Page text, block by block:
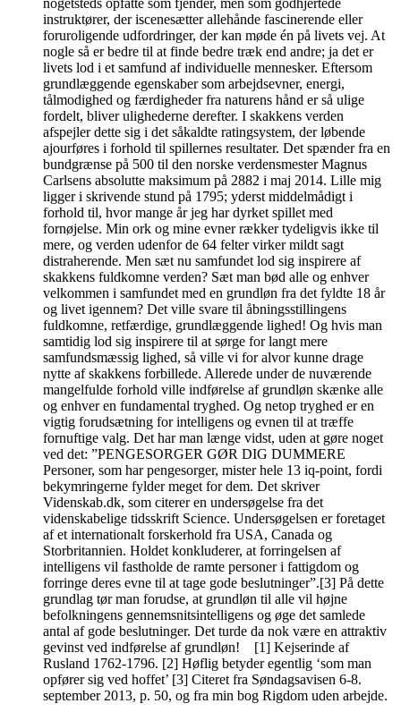
instruktører, der iscenesætter allehånde fascinerende eller
foruroligende udfordringer, der kan møde én på livets vej. At
nogle så er bedre til at finde bedre træk end andre; ja det er
livets lod i et samfund af individuelle mennesker. Eftersom
grundlæggende egenskaber som arbejdsevner, energi,
tålmodighed og færdigheder fra naturens hånd er så ulige
fordelt, bliver ulighederne derefter. I skakkens verden
afspejler dette sig i det såkaldte ratingsystem, der løbende
ajourføres i forhold til spillernes resultater. Det spænder fra en
bundgrænse på 500 til den norske verdensmester Magnus
Carlsens absolutte maksimum på 2882 i maj 2014. Lille mig
ligger i skrivende stund på 1795; yderst middelmådigt i
forhold til, hvor mange år jeg har dyrket spillet med
fornøjelse. Min ork og mine evner rækker tydeligvis ikke til
mere, og verden udenfor de 64 felter virker mildt sagt
distraherende. Men sæt nu samfundet lod sig inspirere af
skakkens fuldkomne verden? Sæt man bød alle og enhver
velkommen i samfundet med en grundløn fra det fyldte 18 år
og livet igennem? Det ville svare til åbningsstillingens
fuldkomne, retfærdige, grundlæggende lighed! Og hvis man
samtidig lod sig inspirere til at sørge for langt mere
samfundsmæssig lighed, så ville vi for alvor kunne drage
nytte af skakkens forbillede. Allerede under de nuværende
mangelfulde forhold ville indførelse af grundløn skænke alle
og enhver en fundamental tryghed. Og netop tryghed er en
vigtig forudsætning for intelligens og evnen til at træffe
fornuftige valg. Det har man længe vidst, uden at gøre noget
ved det: ”PENGESORGER GØR DIG DUMMERE
Personer, som har pengesorger, mister hele 13 iq-point, fordi
bekymringerne fylder meget for dem. Det skriver
Videnskab.dk, som citerer en undersøgelse fra det
videnskabelige tidsskrift Science. Undersøgelsen er foretaget
af et internationalt forskerhold fra USA, Canada og
Storbritannien. Holdet konkluderer, at forringelsen af
intelligens vil fastholde de ramte personer i fattigdom og
forringe deres evne til at tage gode beslutninger”.[3] På dette
grundlag tør man forudse, at grundløn til alle vil højne
befolkningens gennemsnitsintelligens og øge det samlede
antal af gode beslutninger. Det turde da nok være en attraktiv
gevinst ved indførelse af grundløn! [1] Kejserinde af
Rusland 1762-1796. [2] Høflig betyder egentlig ‘som man
opfører sig ved hoffet’ [3] Citeret fra Søndagsavisen 6-8.
september 2013, p. 50, og fra min bog Rigdom uden arbejde.